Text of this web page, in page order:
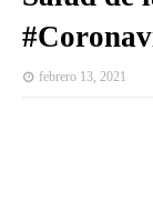
febrero 13, 2021